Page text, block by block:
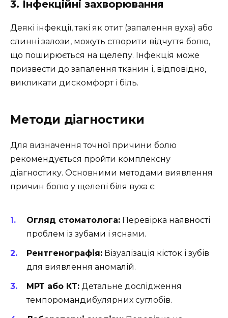
3. Інфекційні захворювання
Деякі інфекції, такі як отит (запалення вуха) або
слинні залози, можуть створити відчуття болю,
що поширюється на щелепу. Інфекція може
призвести до запалення тканин і, відповідно,
викликати дискомфорт і біль.
Методи діагностики
Для визначення точної причини болю
рекомендується пройти комплексну
діагностику. Основними методами виявлення
причин болю у щелепі біля вуха є:
Огляд стоматолога: Перевірка наявності
проблем із зубами і яснами.
Рентгенографія: Візуалізація кісток і зубів
для виявлення аномалій.
МРТ або КТ: Детальне дослідження
темпоромандибулярних суглобів.